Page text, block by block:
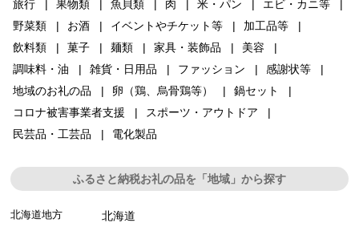
旅行 果物類 魚貝類 肉 米・パン
エビ・カニ等
野菜類
お酒 イベントやチケット等
加工品等
飲料類
菓子 麺類 家具・装飾品
美容
調味料・油
雑貨・日用品 ファッション
感謝状等
地域のお礼の品
卵（鶏、烏骨鶏等）
鍋セット
コロナ被害事業者支援
スポーツ・アウトドア
民芸品・工芸品
電化製品
ふるさと納税お礼の品を「地域」から探す
北海道地方 北海道